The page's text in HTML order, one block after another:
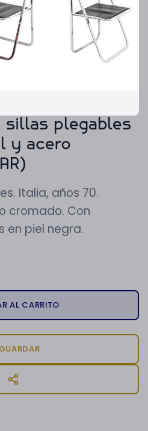
sillas plegables
y acero
Italia, años 70.
cromado. Con
en piel negra.
AL CARRITO